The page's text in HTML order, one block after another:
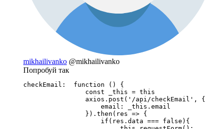
mikhailivanko @mikhailivanko
Попробуй так
checkEmail:  function () {
                const _this = this
                axios.post('/api/checkEmail', {
                    email: _this.email
                }).then(res => {
                    if(res.data === false){